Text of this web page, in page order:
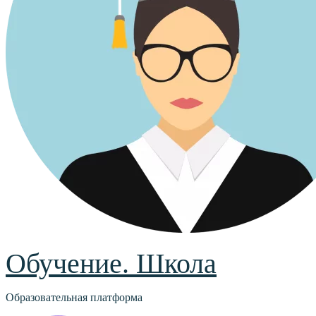
Обучение. Школа
Образовательная платформа